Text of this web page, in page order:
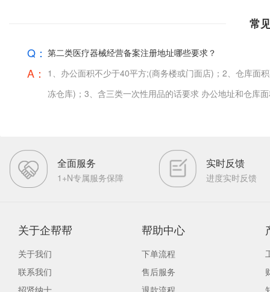
常
Q： 第二类医疗器械经营备案注册地址哪些要求？
A：
1、办公面积不少于40平方;(商务楼或门面店)；2、仓库面
冻仓库)；3、含三类一次性用品的话要求 办公地址和仓库
全面服务
1+N专属服务保障
实时反馈
进度实时反馈
关于企帮帮
关于我们
联系我们
招贤纳士
帮助中心
下单流程
售后服务
退款流程